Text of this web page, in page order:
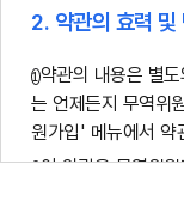
2. 약관의 효력 및
약관의 내용은 별
는 언제든지 무역위
원가입' 메뉴에서 약
이 약관은 무역위
이 발생하며, 변경